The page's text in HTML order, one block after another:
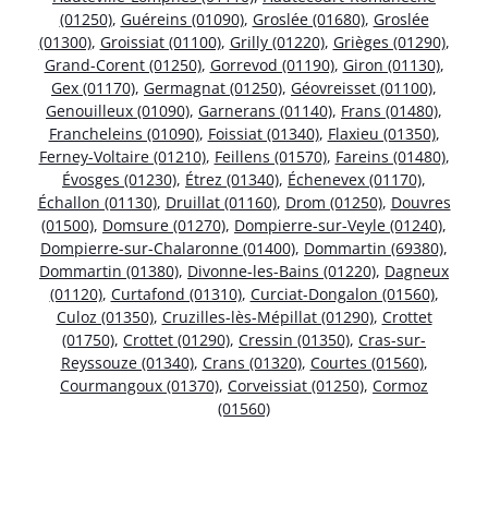
(01250), Guéreins (01090), Groslée (01680), Groslée
(01300), Groissiat (01100), Grilly (01220), Grièges (01290),
Grand-Corent (01250), Gorrevod (01190), Giron (01130),
Gex (01170), Germagnat (01250), Géovreisset (01100),
Genouilleux (01090), Garnerans (01140), Frans (01480),
Francheleins (01090), Foissiat (01340), Flaxieu (01350),
Ferney-Voltaire (01210), Feillens (01570), Fareins (01480),
Évosges (01230), Étrez (01340), Échenevex (01170),
Échallon (01130), Druillat (01160), Drom (01250), Douvres
(01500), Domsure (01270), Dompierre-sur-Veyle (01240),
Dompierre-sur-Chalaronne (01400), Dommartin (69380),
Dommartin (01380), Divonne-les-Bains (01220), Dagneux
(01120), Curtafond (01310), Curciat-Dongalon (01560),
Culoz (01350), Cruzilles-lès-Mépillat (01290), Crottet
(01750), Crottet (01290), Cressin (01350), Cras-sur-
Reyssouze (01340), Crans (01320), Courtes (01560),
Courmangoux (01370), Corveissiat (01250), Cormoz
(01560)